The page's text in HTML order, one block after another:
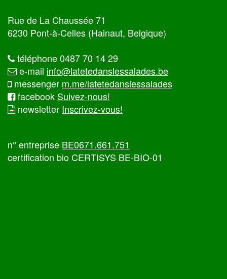
Rue de La Chaussée 71
6230 Pont-à-Celles (Hainaut, Belgique)
téléphone 0487 70 14 29
e-mail info@latetedanslessalades.be
messenger m.me/latetedanslessalades
facebook Suivez-nous!
newsletter Inscrivez-vous!
n° entreprise BE0671.661.751
certification bio CERTISYS BE-BIO-01